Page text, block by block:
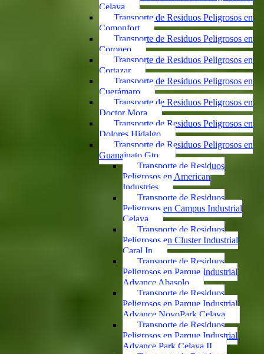
Celaya
Transporte de Residuos Peligrosos en
Comonfort
Transporte de Residuos Peligrosos en
Coroneo
Transporte de Residuos Peligrosos en
Cortazar
Transporte de Residuos Peligrosos en
Cuerámaro
Transporte de Residuos Peligrosos en
Doctor Mora
Transporte de Residuos Peligrosos en
Dolores Hidalgo
Transporte de Residuos Peligrosos en
Guanajuato Gto.
Transporte de Residuos
Peligrosos en American
Industries
Transporte de Residuos
Peligrosos en Campus Industrial
Celaya
Transporte de Residuos
Peligrosos en Cluster Industrial
Caral In
Transporte de Residuos
Peligrosos en Parque Industrial
Advance Abasolo
Transporte de Residuos
Peligrosos en Parque Industrial
Advance NovoPark Celaya
Transporte de Residuos
Peligrosos en Parque Industrial
Advance Park Celaya II